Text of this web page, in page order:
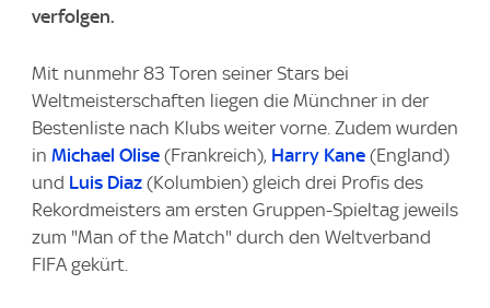
verfolgen.
Mit nunmehr 83 Toren seiner Stars bei
Weltmeisterschaften liegen die Münchner in der
Bestenliste nach Klubs weiter vorne. Zudem wurden
in Michael Olise (Frankreich), Harry Kane (England)
und Luis Diaz (Kolumbien) gleich drei Profis des
Rekordmeisters am ersten Gruppen-Spieltag jeweils
zum "Man of the Match" durch den Weltverband
FIFA gekürt.